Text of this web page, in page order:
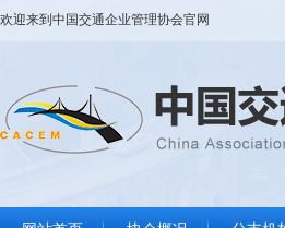
欢迎来到 中国交通企业管理协会官网